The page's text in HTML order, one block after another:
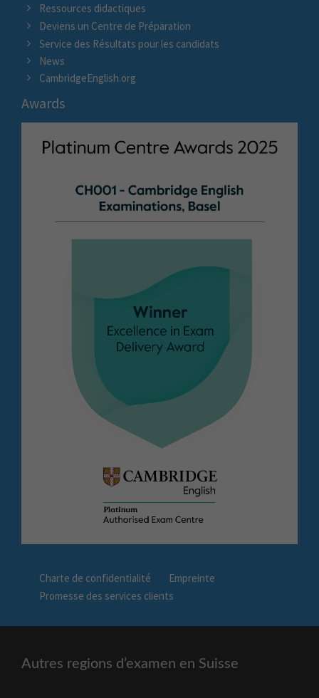
Ressources didactiques
Deviens un Centre de Préparation
Service des Résultats pour les candidats
News
CambridgeEnglish.org
Awards
Charte de confidentialité
Empreinte
Promesse des services clients
Autres regions d’examen en Suisse